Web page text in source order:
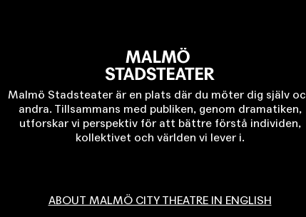
Malmö Stadsteater är en plats där du möter dig själv
andra. Tillsammans med publiken, genom dramatiken,
utforskar vi perspektiv för att bättre förstå individen,
kollektivet och världen vi lever i.
ABOUT MALMÖ CITY THEATRE IN ENGLISH